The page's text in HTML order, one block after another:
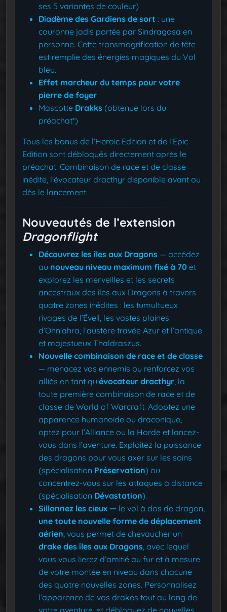
ses 5 variantes de couleur)
Diadème des Gardiens de sort : une
couronne jadis portée par Sindragosa en
personne. Cette transmogrification de tête
est remplie des énergies magiques du Vol
bleu.
Effet marcheur du temps pour votre
pierre de foyer
Mascotte Drakks (obtenue lors du
préachat*)
Tous les bonus de l’Heroic Edition et de l’Epic
Edition sont débloqués directement après le
préachat. Combinaison de race et de classe
inédite, l’évocateur dracthyr disponible avant ou
dès le lancement.
Nouveautés de l’extension
Dragonflight
Découvrez les îles aux Dragons — accédez
au nouveau niveau maximum fixé à 70 et
explorez les merveilles et les secrets
ancestraux des îles aux Dragons à travers
quatre zones inédites : les tumultueux
rivages de l’Éveil, les vastes plaines
d’Ohn’ahra, l’austère travée Azur et l’antique
et majestueux Thaldraszus.
Nouvelle combinaison de race et de classe
— menacez vos ennemis ou renforcez vos
alliés en tant qu’évocateur dracthyr , la
toute première combinaison de race et de
classe de World of Warcraft. Adoptez une
apparence humanoïde ou draconique,
optez pour l’Alliance ou la Horde et lancez-
vous dans l’aventure. Exploitez la puissance
des dragons pour vous axer sur les soins
(spécialisation Préservation) ou
concentrez-vous sur les attaques à distance
(spécialisation Dévastation).
Sillonnez les cieux — le vol à dos de dragon,
une toute nouvelle forme de déplacement
aérien , vous permet de chevaucher un
drake des îles aux Dragons , avec lequel
vous vous lierez d’amitié au fur et à mesure
de votre montée en niveau dans chacune
des quatre nouvelles zones. Personnalisez
l’apparence de vos drakes tout au long de
votre aventure, et débloquez de nouvelles